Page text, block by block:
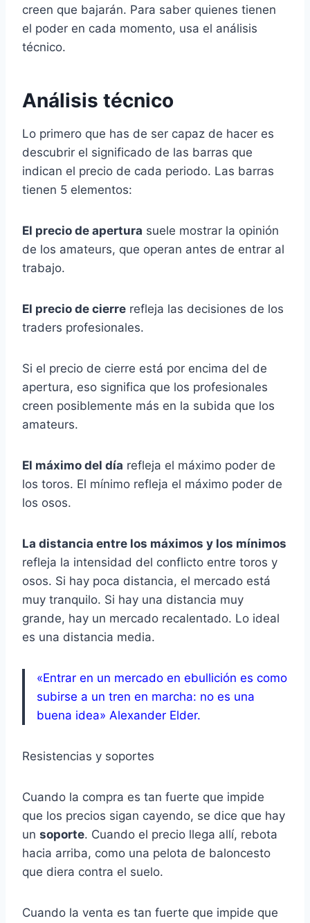
creen que bajarán. Para saber quienes tienen
el poder en cada momento, usa el análisis
técnico.
Análisis técnico
Lo primero que has de ser capaz de hacer es
descubrir el significado de las barras que
indican el precio de cada periodo. Las barras
tienen 5 elementos:
El precio de apertura suele mostrar la opinión
de los amateurs, que operan antes de entrar al
trabajo.
El precio de cierre refleja las decisiones de los
traders profesionales.
Si el precio de cierre está por encima del de
apertura, eso significa que los profesionales
creen posiblemente más en la subida que los
amateurs.
El máximo del día refleja el máximo poder de
los toros. El mínimo refleja el máximo poder de
los osos.
La distancia entre los máximos y los mínimos
refleja la intensidad del conflicto entre toros y
osos. Si hay poca distancia, el mercado está
muy tranquilo. Si hay una distancia muy
grande, hay un mercado recalentado. Lo ideal
es una distancia media.
«Entrar en un mercado en ebullición es como
subirse a un tren en marcha: no es una
buena idea» Alexander Elder.
Resistencias y soportes
Cuando la compra es tan fuerte que impide
que los precios sigan cayendo, se dice que hay
un soporte. Cuando el precio llega allí, rebota
hacia arriba, como una pelota de baloncesto
que diera contra el suelo.
Cuando la venta es tan fuerte que impide que